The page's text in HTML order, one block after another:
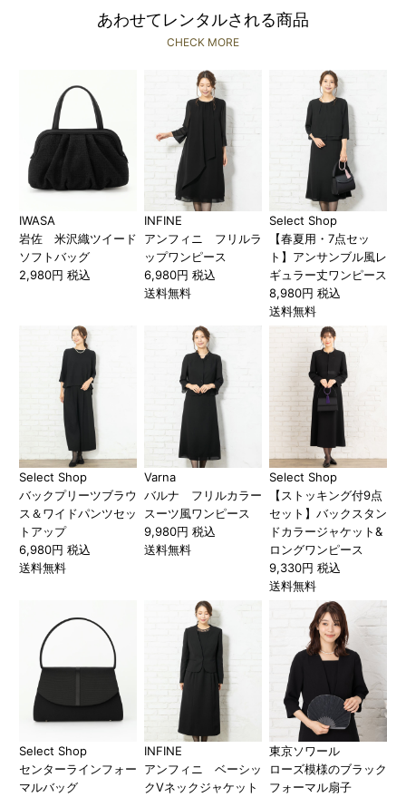
あわせてレンタルされる商品
CHECK MORE
IWASA
岩佐 米沢織ツイード
ソフトバッグ
2,980円 税込
INFINE
アンフィニ フリルラ
ップワンピース
6,980円 税込
送料無料
Select Shop
【春夏用・7点セッ
ト】アンサンブル風レ
ギュラー丈ワンピース
8,980円 税込
送料無料
Select Shop
バックプリーツブラウ
ス＆ワイドパンツセッ
トアップ
6,980円 税込
送料無料
Varna
バルナ フリルカラー
スーツ風ワンピース
9,980円 税込
送料無料
Select Shop
【ストッキング付9点
セット】バックスタン
ドカラージャケット&
ロングワンピース
9,330円 税込
送料無料
Select Shop
センターラインフォー
マルバッグ
INFINE
アンフィニ ベーシッ
クVネックジャケット
東京ソワール
ローズ模様のブラック
フォーマル扇子